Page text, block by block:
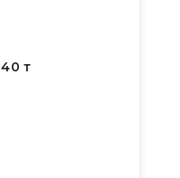
40 т